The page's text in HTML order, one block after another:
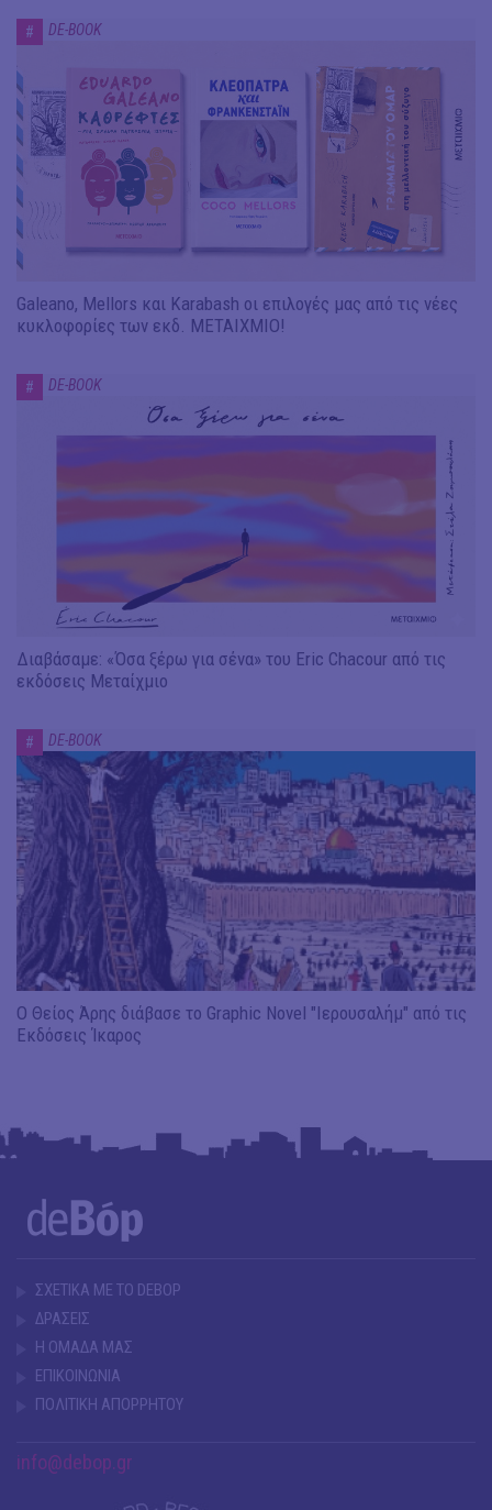
# DE-BOOK
Galeano, Mellors και Karabash οι επιλογές μας από τις νέες
κυκλοφορίες των εκδ. ΜΕΤΑΙΧΜΙΟ!
# DE-BOOK
Διαβάσαμε: «Όσα ξέρω για σένα» του Eric Chacour από τις
εκδόσεις Μεταίχμιο
# DE-BOOK
Ο Θείος Άρης διάβασε το Graphic Novel "Ιερουσαλήμ" από τις
Εκδόσεις Ίκαρος
ΣΧΕΤΙΚΑ ΜΕ ΤΟ DEBOP
ΔΡΑΣΕΙΣ
Η ΟΜΑΔΑ ΜΑΣ
ΕΠΙΚΟΙΝΩΝΙΑ
ΠΟΛΙΤΙΚΗ ΑΠΟΡΡΗΤΟΥ
info@debop.gr